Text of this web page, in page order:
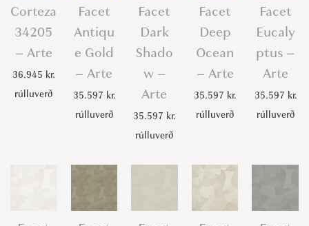
Corteza
34205
– Arte
36.945 kr.
rúlluverð
Facet
Antiqu
e Gold
– Arte
35.597 kr.
rúlluverð
Facet
Dark
Shado
w –
Arte
35.597 kr.
rúlluverð
Facet
Deep
Ocean
– Arte
35.597 kr.
rúlluverð
Facet
Eucaly
ptus –
Arte
35.597 kr.
rúlluverð